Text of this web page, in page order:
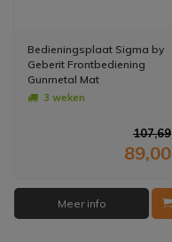
Bedieningsplaat Sigma by
Geberit Frontbediening
Gunmetal Mat
3 weken
107,69
89,00
Meer info